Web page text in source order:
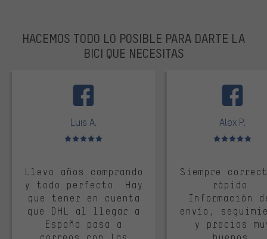
HACEMOS TODO LO POSIBLE PARA DARTE LA
BICI QUE NECESITAS
Luis A.
Valoración media: 5 de 5
Llevo años comprando
y todo perfecto. Hay
que tener en cuenta
que DHL al llegar a
España pasa a
Alex P.
Valoración
Siempre
rápido.
Información
envío,
y precios